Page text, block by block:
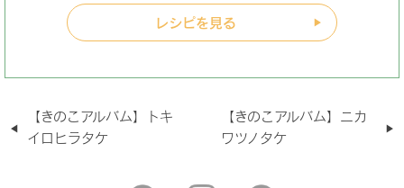
レシピを見る
【きのこアルバム】トキ
イロヒラタケ
【きのこアルバム】ニカ
ワツノタケ